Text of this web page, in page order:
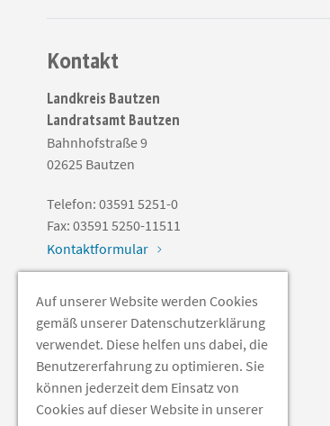
Kontakt
Landkreis Bautzen
Landratsamt Bautzen
Bahnhofstraße 9
02625 Bautzen
Telefon: 03591 5251-0
Fax: 03591 5250-11511
Kontaktformular
Soziale Medien
Auf unserer Website werden Cookies
gemäß unserer Datenschutzerklärung
verwendet. Diese helfen uns dabei, die
Benutzererfahrung zu optimieren. Sie
können jederzeit dem Einsatz von
Cookies auf dieser Website in unserer